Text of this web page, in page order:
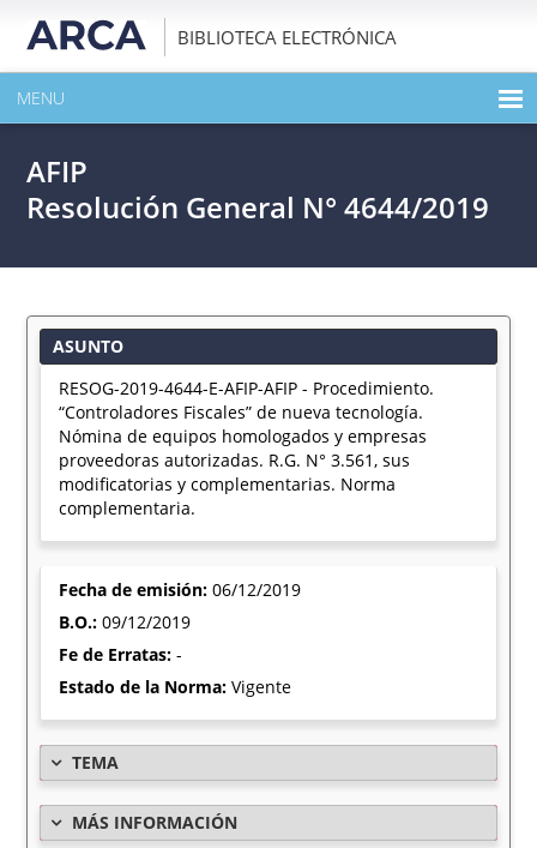
BIBLIOTECA ELECTRÓNICA
MENU
EXPANDIR TODO EL CONTENIDO DE LA PUBLICACIÓN
AFIP
Resolución General N° 4644/2019
ASUNTO
RESOG-2019-4644-E-AFIP-AFIP - Procedimiento.
“Controladores Fiscales” de nueva tecnología.
Nómina de equipos homologados y empresas
proveedoras autorizadas. R.G. N° 3.561, sus
modificatorias y complementarias. Norma
complementaria.
Fecha de emisión:06/12/2019
B.O.:09/12/2019
Fe de Erratas:-
Estado de la Norma:Vigente
TEMA
MÁS INFORMACIÓN